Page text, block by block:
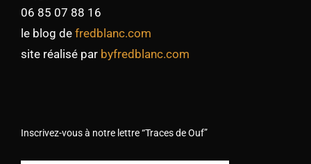
06 85 07 88 16
le blog de fredblanc.com
site réalisé par byfredblanc.com
Inscrivez-vous à notre lettre “Traces de Ouf”